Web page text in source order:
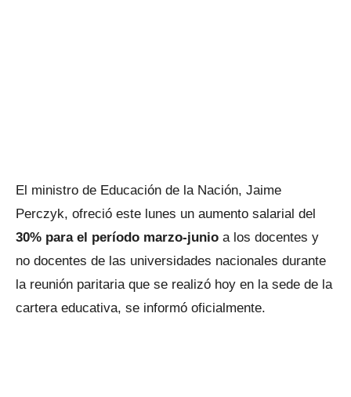
El ministro de Educación de la Nación, Jaime
Perczyk, ofreció este lunes un aumento salarial del
30% para el período marzo-junio a los docentes y
no docentes de las universidades nacionales durante
la reunión paritaria que se realizó hoy en la sede de la
cartera educativa, se informó oficialmente.